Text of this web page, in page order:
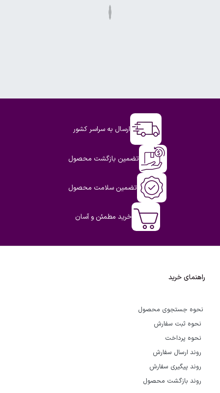
ارسال به سراسر کشور
تضمین بازگشت محصول
تضمین سلامت محصول
خرید مطمئن و آسان
راهنمای خرید
نحوه جستجوی محصول
نحوه ثبت سفارش
نحوه پرداخت
روند ارسال سفارش
روند پیگیری سفارش
روند بازگشت محصول